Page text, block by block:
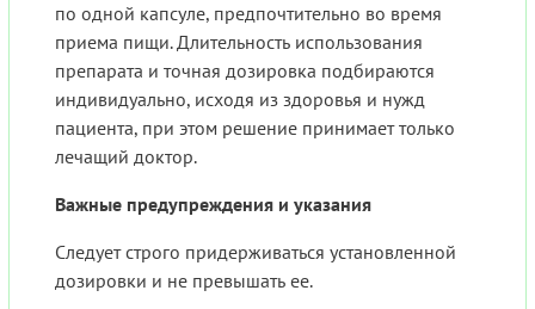
по одной капсуле, предпочтительно во время
приема пищи. Длительность использования
препарата и точная дозировка подбираются
индивидуально, исходя из здоровья и нужд
пациента, при этом решение принимает только
лечащий доктор.
Важные предупреждения и указания
Следует строго придерживаться установленной
дозировки и не превышать ее.